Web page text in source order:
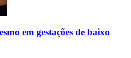
em gestações de baixo